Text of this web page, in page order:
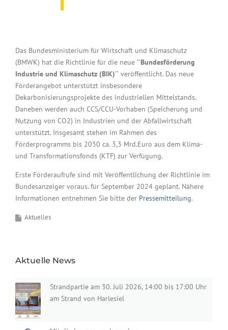
Das Bundesministerium für Wirtschaft und Klimaschutz
(BMWK) hat die Richtlinie für die neue ¨Bundesförderung
Industrie und Klimaschutz (BIK)¨ veröffentlicht. Das neue
Förderangebot unterstützt insbesondere
Dekarbonisierungsprojekte des industriellen Mittelstands.
Daneben werden auch CCS/CCU-Vorhaben (Speicherung und
Nutzung von CO2) in Industrien und der Abfallwirtschaft
unterstützt. Insgesamt stehen im Rahmen des
Förderprogramms bis 2030 ca. 3,3 Mrd.Euro aus dem Klima-
und Transformationsfonds (KTF) zur Verfügung.
Erste Förderaufrufe sind mit Veröffentlichung der Richtlinie im
Bundesanzeiger voraus. für September 2024 geplant. Nähere
Informationen entnehmen Sie bitte der Pressemitteilung.
Aktuelles
Aktuelle News
Strandpartie am 30. Juli 2026, 14:00 bis 17:00 Uhr
am Strand von Harlesiel